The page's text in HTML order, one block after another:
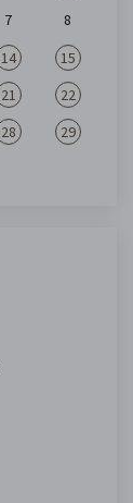
7
8
14
15
21
22
28
29